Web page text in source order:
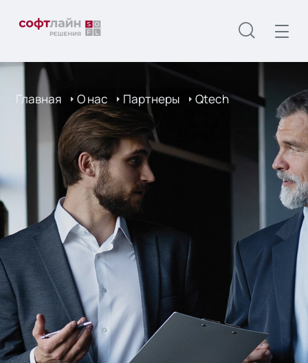
Главная О нас Партнеры Qtech